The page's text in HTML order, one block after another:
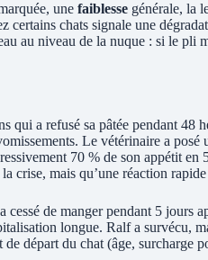
une faiblesse générale, la
certains chats signale une
au niveau de la nuque : si le pli
qui a refusé sa pâtée pendant 48
Le vétérinaire a
70 % de son appétit en
crise, mais qu’une réaction
cessé de manger pendant 5 jours
longue. Ralf a survécu,
de départ du chat (âge, surcharge